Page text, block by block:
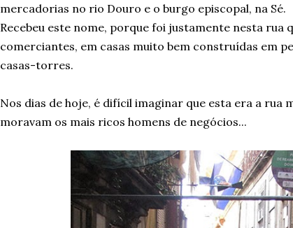
mercadorias no rio Douro e o burgo episcopal, na Sé.
Recebeu este nome, porque foi justamente nesta rua
comerciantes, em casas muito bem construídas em
casas-torres.
Nos dias de hoje, é difícil imaginar que esta era a rua
moravam os mais ricos homens de negócios...